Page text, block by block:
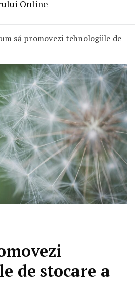
Online
să promovezi tehnologiile de
de stocare a